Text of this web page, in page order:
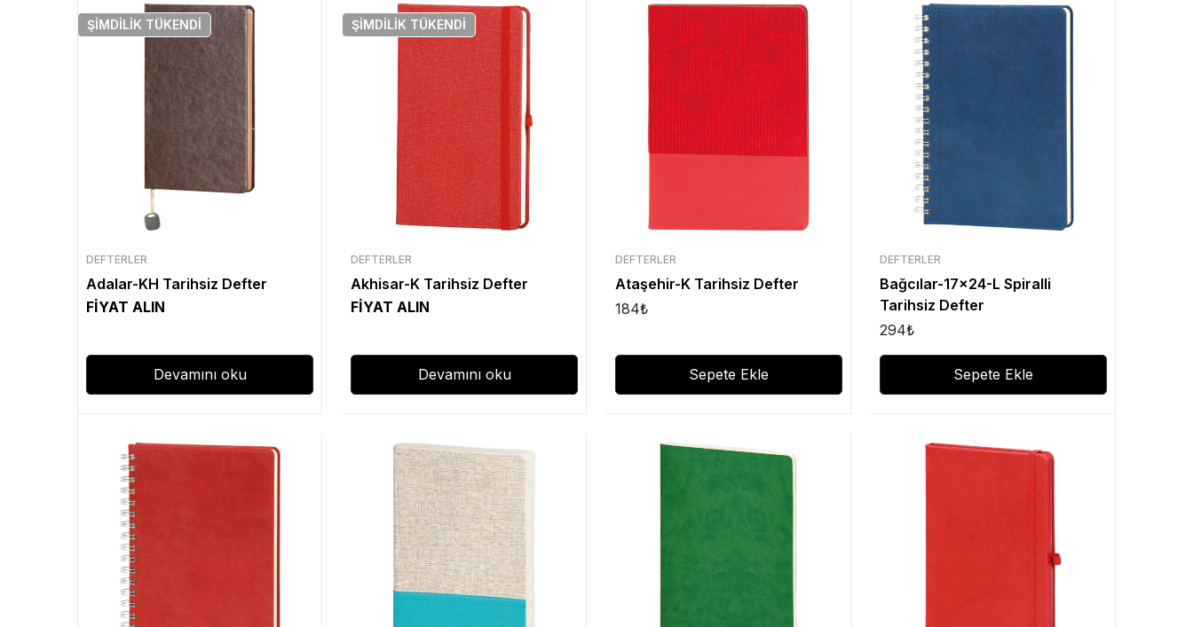
ŞIMDILIK TÜKENDI
DEFTERLER
Adalar-KH Tarihsiz Defter
FİYAT ALIN
Devamını oku
ŞIMDILIK TÜKENDI
DEFTERLER
Akhisar-K Tarihsiz Defter
FİYAT ALIN
Devamını oku
DEFTERLER
Ataşehir-K Tarihsiz Defter
184₺
Sepete Ekle
DEFTERLER
Bağcılar-17×24-L Spiralli
Tarihsiz Defter
294₺
Sepete Ekle